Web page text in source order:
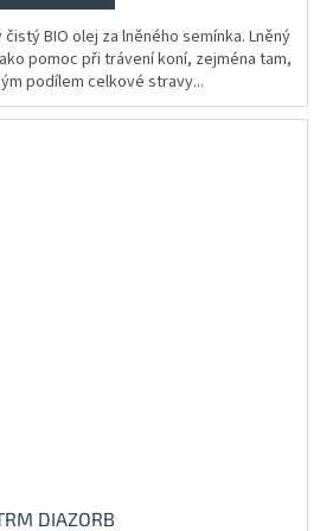
BIO olej za lněného semínka. Lněný
pomoc při trávení koní, zejména tam,
podílem celkové stravy...
DIAZORB